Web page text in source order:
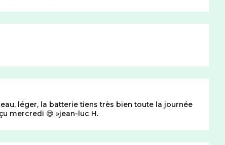
léger, la batterie tiens très bien toute la journée
mercredi 😄
jean-luc H.